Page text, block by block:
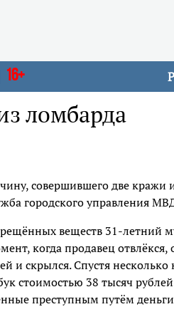
16+
ломбарда
совершившего две кражи
городского управления
веществ 31-летний
когда продавец отвлёкся,
скрылся. Спустя несколько
стоимостью 38 тысяч
преступным путём